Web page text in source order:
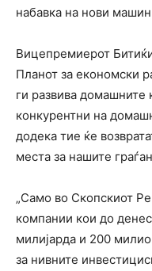
набавка на нови
Вицепремиерот
Планот за економски
ги развива домашните
конкурентни на
додека тие ќе
места за нашите
„Само во Скопскиот
компании кои до
милијарда и 200
за нивните